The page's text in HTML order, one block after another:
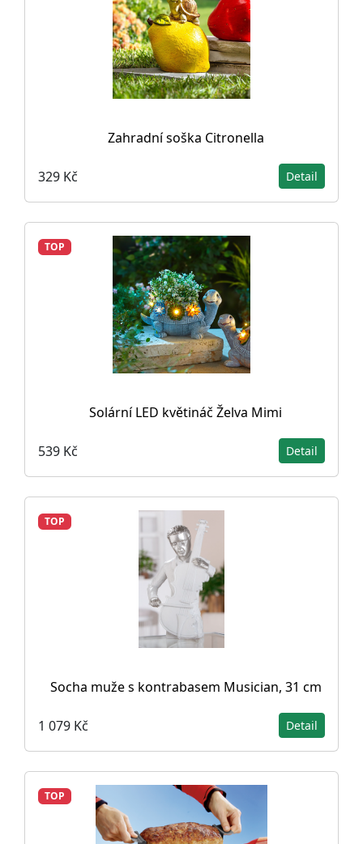
Zahradní soška Citronella
329 Kč Detail
TOP
Solární LED květináč Želva Mimi
539 Kč Detail
TOP
Socha muže s kontrabasem Musician, 31 cm
1 079 Kč Detail
TOP